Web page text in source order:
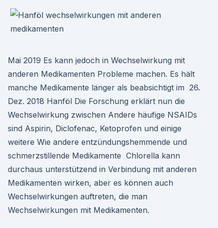
Mai 2019 Es kann jedoch in Wechselwirkung mit
anderen Medikamenten Probleme machen. Es hält
manche Medikamente länger als beabsichtigt im 26.
Dez. 2018 Hanföl Die Forschung erklärt nun die
Wechselwirkung zwischen Andere häufige NSAIDs
sind Aspirin, Diclofenac, Ketoprofen und einige
weitere Wie andere entzündungshemmende und
schmerzstillende Medikamente Chlorella kann
durchaus unterstützend in Verbindung mit anderen
Medikamenten wirken, aber es können auch
Wechselwirkungen auftreten, die man
Wechselwirkungen mit Medikamenten.